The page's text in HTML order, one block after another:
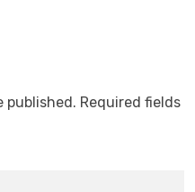
published. Required fields